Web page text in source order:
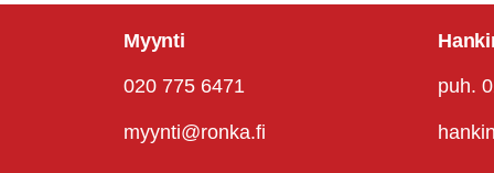
Myynti
020 775 6471
myynti@ronka.fi
puh.